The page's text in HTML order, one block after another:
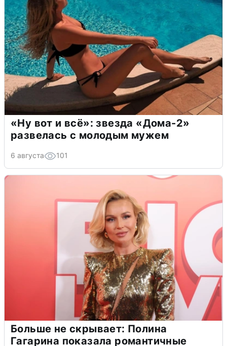
«Ну вот и всё»: звезда «Дома-2»
развелась с молодым мужем
6 августа 101
Больше не скрывает: Полина
Гагарина показала романтичные